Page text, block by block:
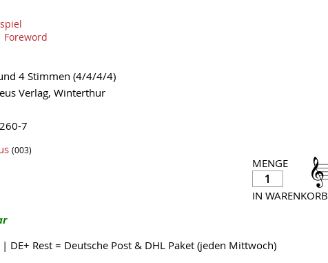
4 Stimmen (4/4/4/4)
Verlag, Winterthur
7
(003)
MENGE
IN WARENKORB
| DE+ Rest = Deutsche Post & DHL Paket (jeden Mittwoch)